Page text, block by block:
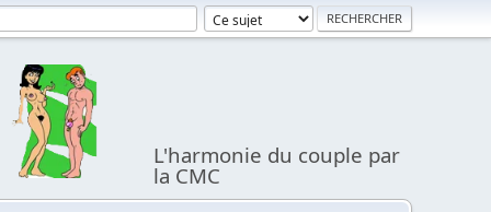
L'harmonie du couple par
la CMC